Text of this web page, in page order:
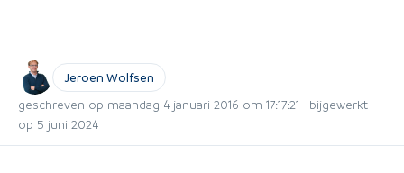
Jeroen Wolfsen
geschreven op maandag 4 januari 2016 om 17:17:21 · bijgewerkt
op 5 juni 2024